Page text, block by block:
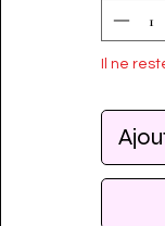
Il ne